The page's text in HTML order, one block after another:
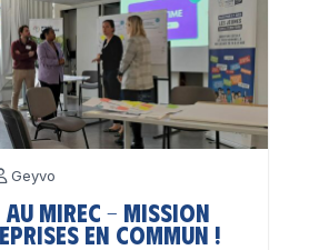
Geyvo
MIREC – Mission
en Commun !